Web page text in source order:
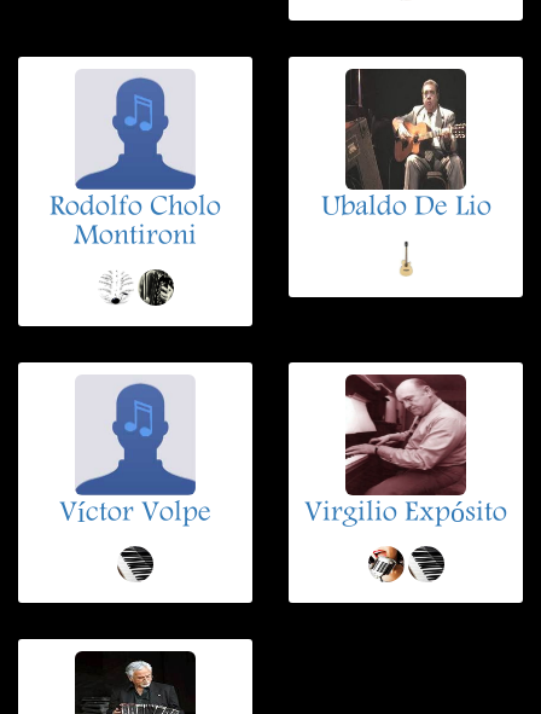
Rodolfo Cholo
Montironi
Ubaldo De Lio
Víctor Volpe Virgilio Expósito